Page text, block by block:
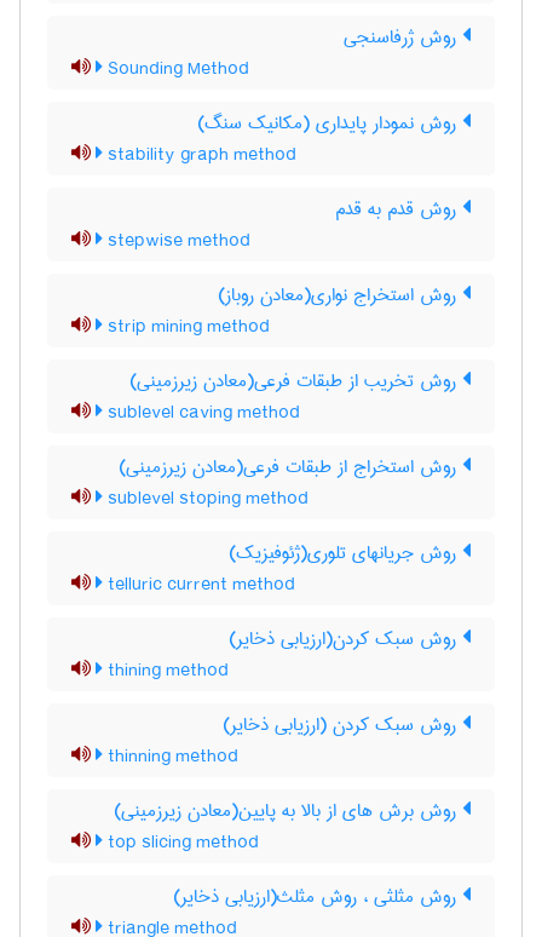
روش ژرفاسنجی
Sounding Method
روش نمودار پایداری (مکانیک سنگ)
stability graph method
روش قدم به قدم
stepwise method
روش استخراج نواری(معادن روباز)
strip mining method
روش تخریب از طبقات فرعی(معادن زیرزمینی)
sublevel caving method
روش استخراج از طبقات فرعی(معادن زیرزمینی)
sublevel stoping method
روش جریانهای تلوری(ژئوفیزیک)
telluric current method
روش سبک کردن(ارزیابی ذخایر)
thining method
روش سبک کردن (ارزیابی ذخایر)
thinning method
روش برش های از بالا به پایین(معادن زیرزمینی)
top slicing method
روش مثلثی ، روش مثلث(ارزیابی ذخایر)
triangle method